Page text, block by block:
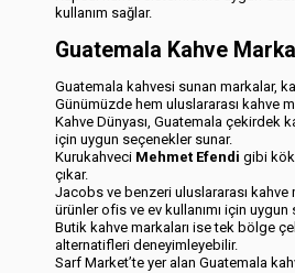
kullanım sağlar.
Guatemala Kahve
Guatemala kahvesi sunan markalar,
Günümüzde hem uluslararası kahve
Kahve Dünyası, Guatemala çekirdek
için uygun seçenekler sunar.
Kurukahveci Mehmet Efendi gibi
çıkar.
Jacobs ve benzeri uluslararası kahve
ürünler ofis ve ev kullanımı için
Butik kahve markaları ise tek bölge
alternatifleri deneyimleyebilir.
Sarf Market’te yer alan Guatemala